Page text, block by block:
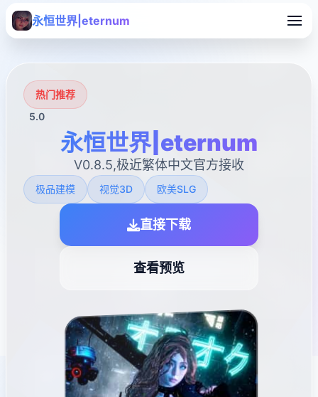
永恒世界|eternum
热门推荐
5.0
永恒世界|eternum
V0.8.5,极近繁体中文官方接收
极品建模 视觉3D 欧美SLG
直接下载
查看预览